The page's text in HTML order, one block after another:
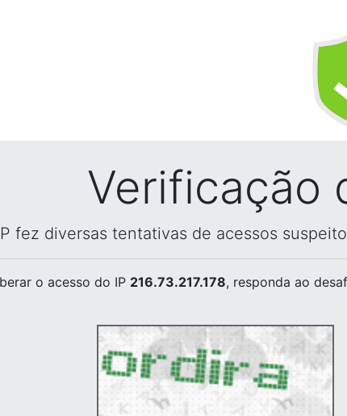
Verificação
fez diversas tentativas de acessos
o acesso do IP 216.73.217.178, responda ao